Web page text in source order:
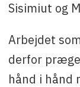
Sisimiut og
Arbejdet
derfor
hånd i hånd